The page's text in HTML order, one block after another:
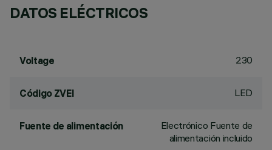
DATOS ELÉCTRICOS
Voltage 230
Código ZVEI LED
Fuente de alimentación
Electrónico Fuente de
alimentación incluido